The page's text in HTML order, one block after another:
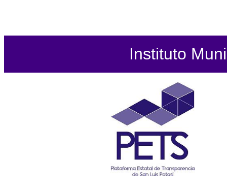
Instituto